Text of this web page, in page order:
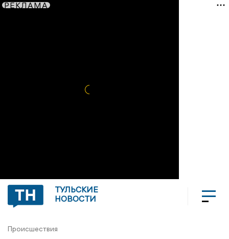
РЕКЛАМА
ТУЛЬСКИЕ
НОВОСТИ
Происшествия